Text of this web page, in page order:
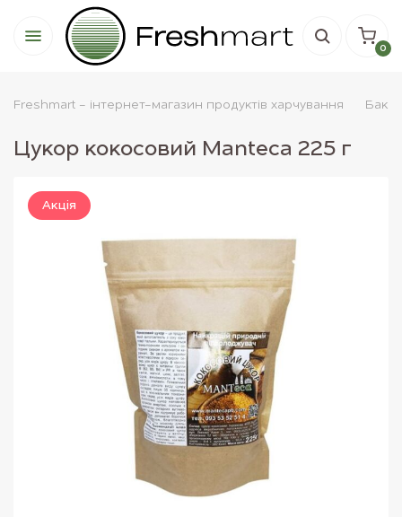
0
Freshmart - інтернет-магазин продуктів харчування
Цукор кокосовий Manteca 225 г
Акцiя